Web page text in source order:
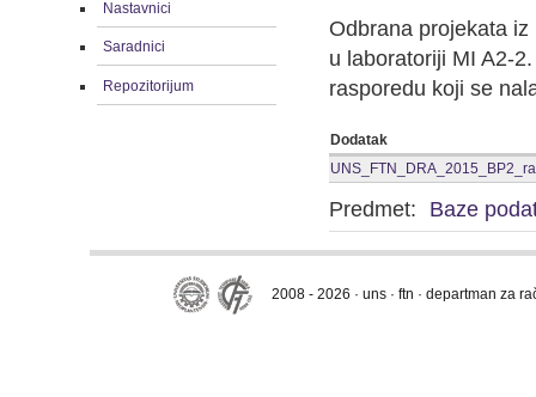
Nastavnici
Saradnici
Repozitorijum
Odbrana projekata
u laboratoriji MI A2-
rasporedu koji se
Dodatak
Predmet: Baze
2008 - 2026 · uns · ftn · departman za